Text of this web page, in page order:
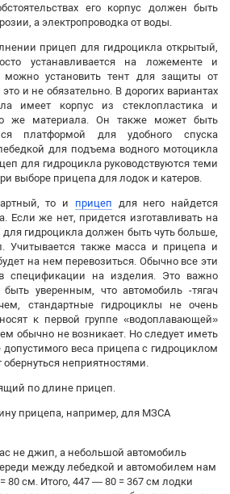
его корпус должен быть
а электропроводка от воды.
прицеп для гидроцикла открытый,
устанавливается на ложементе и
можно установить тент для защиты от
и не обязательно. В дорогих вариантах
имеет корпус из стеклопластика и
же материала. Он также может быть
платформой для удобного спуска
для подъема водного мотоцикла
для гидроцикла руководствуются теми
выборе прицепа для лодок и катеров.
то и прицеп для него найдется
Если же нет, придется изготавливать на
гидроцикла должен быть чуть больше,
Учитывается также масса и прицепа и
на нем перевозиться. Обычно все эти
спецификации на изделия. Это важно
уверенным, что автомобиль -тягач
стандартные гидроциклы не очень
к первой группе «водоплавающей»
обычно не возникает. Но следует иметь
веса прицепа с гидроциклом
неприятностями.
по длине прицеп.
прицепа, например, для МЗСА
не джип, а небольшой автомобиль
между лебедкой и автомобилем нам
80 см. Итого, 447 — 80 = 367 см лодки